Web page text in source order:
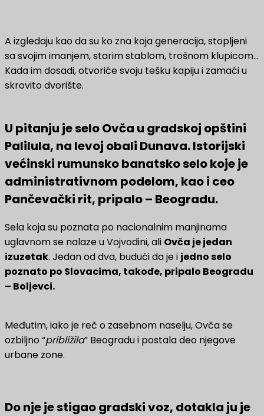
A izgledaju kao da su ko zna koja generacija, stopljeni
sa svojim imanjem, starim stablom, trošnom klupicom…
Kada im dosadi, otvoriće svoju tešku kapiju i zamaći u
skrovito dvorište.
U pitanju je selo Ovča u gradskoj opštini
Palilula, na levoj obali Dunava. Istorijski
većinski rumunsko banatsko selo koje je
administrativnom podelom, kao i ceo
Pančevački rit, pripalo – Beogradu.
Sela koja su poznata po nacionalnim manjinama
uglavnom se nalaze u Vojvodini, ali Ovča je jedan
izuzetak. Jedan od dva, budući da je i jedno selo
poznato po Slovacima, takođe, pripalo Beogradu
– Boljevci.
Međutim, iako je reč o zasebnom naselju, Ovča se
ozbiljno “približila” Beogradu i postala deo njegove
urbane zone.
Do nje je stigao gradski voz, dotakla ju je